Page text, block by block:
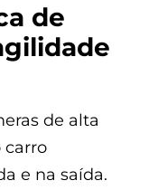
de
de alta
carro
e na saída.